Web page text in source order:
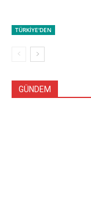
TÜRKİYE'DEN
GÜNDEM